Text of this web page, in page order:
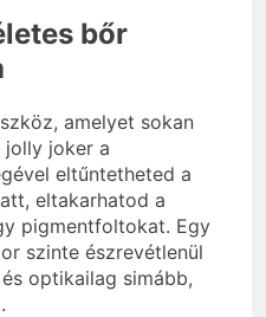
bőr
amelyet sokan
jolly joker a
eltűntetheted a
eltakarhatod a
pigmentfoltokat. Egy
szinte észrevétlenül
optikailag simább,